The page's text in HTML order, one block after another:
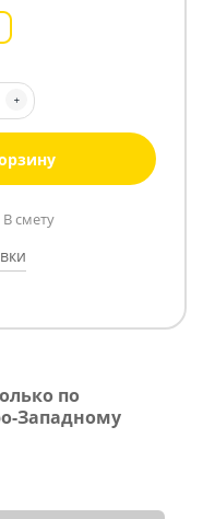
В смету
по
Западному